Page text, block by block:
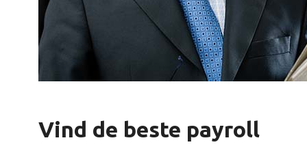
Vind de beste payroll